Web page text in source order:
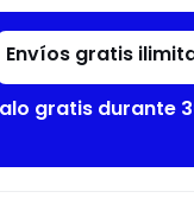
Envíos gratis
gratis durante